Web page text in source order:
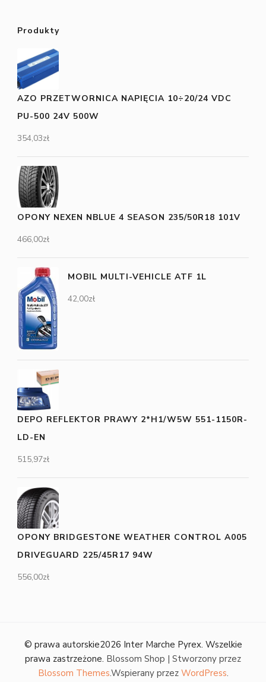
Produkty
AZO PRZETWORNICA NAPIĘCIA 10÷20/24 VDC
PU-500 24V 500W
354,03zł
OPONY NEXEN NBLUE 4 SEASON 235/50R18 101V
466,00zł
MOBIL MULTI-VEHICLE ATF 1L
42,00zł
DEPO REFLEKTOR PRAWY 2*H1/W5W 551-1150R-
LD-EN
515,97zł
OPONY BRIDGESTONE WEATHER CONTROL A005
DRIVEGUARD 225/45R17 94W
556,00zł
© prawa autorskie2026 Inter Marche Pyrex. Wszelkie
prawa zastrzeżone. Blossom Shop | Stworzony przez
Blossom Themes.Wspierany przez WordPress.